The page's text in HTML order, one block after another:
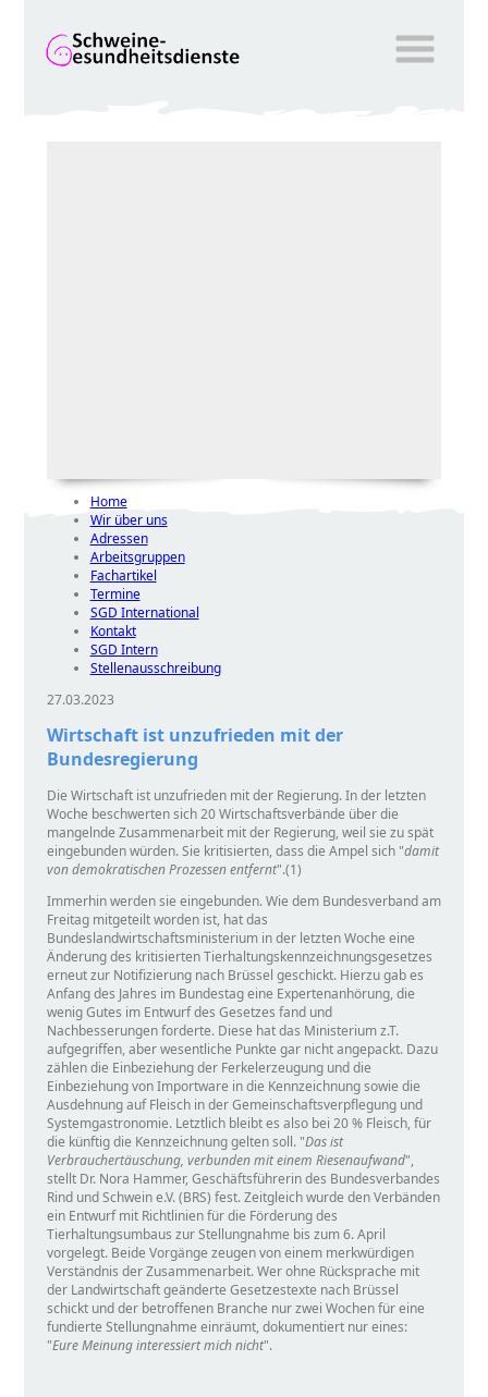
Home
Wir über uns
Adressen
Arbeitsgruppen
Fachartikel
Termine
SGD International
Kontakt
SGD Intern
Stellenausschreibung
27.03.2023
Wirtschaft ist unzufrieden mit der
Bundesregierung
Die Wirtschaft ist unzufrieden mit der Regierung. In der letzten
Woche beschwerten sich 20 Wirtschaftsverbände über die
mangelnde Zusammenarbeit mit der Regierung, weil sie zu spät
eingebunden würden. Sie kritisierten, dass die Ampel sich damit
von demokratischen Prozessen entfernt .(1)
Immerhin werden sie eingebunden. Wie dem Bundesverband am
Freitag mitgeteilt worden ist, hat das
Bundeslandwirtschaftsministerium in der letzten Woche eine
Änderung des kritisierten Tierhaltungskennzeichnungsgesetzes
erneut zur Notifizierung nach Brüssel geschickt. Hierzu gab es
Anfang des Jahres im Bundestag eine Expertenanhörung, die
wenig Gutes im Entwurf des Gesetzes fand und
Nachbesserungen forderte. Diese hat das Ministerium z.T.
aufgegriffen, aber wesentliche Punkte gar nicht angepackt. Dazu
zählen die Einbeziehung der Ferkelerzeugung und die
Einbeziehung von Importware in die Kennzeichnung sowie die
Ausdehnung auf Fleisch in der Gemeinschaftsverpflegung und
Systemgastronomie. Letztlich bleibt es also bei 20 % Fleisch, für
die künftig die Kennzeichnung gelten soll. Das ist
Verbrauchertäuschung, verbunden mit einem Riesenaufwand ,
stellt Dr. Nora Hammer, Geschäftsführerin des Bundesverbandes
Rind und Schwein e.V. (BRS) fest. Zeitgleich wurde den Verbänden
ein Entwurf mit Richtlinien für die Förderung des
Tierhaltungsumbaus zur Stellungnahme bis zum 6. April
vorgelegt. Beide Vorgänge zeugen von einem merkwürdigen
Verständnis der Zusammenarbeit. Wer ohne Rücksprache mit
der Landwirtschaft geänderte Gesetzestexte nach Brüssel
schickt und der betroffenen Branche nur zwei Wochen für eine
fundierte Stellungnahme einräumt, dokumentiert nur eines:
Eure Meinung interessiert mich nicht .